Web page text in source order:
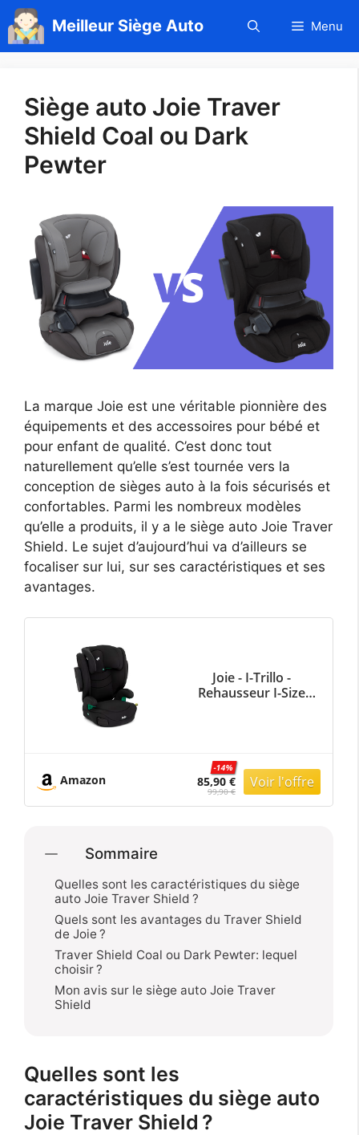
Aller
au
contenu
Meilleur Siège Auto Menu
Siège auto Joie Traver
Shield Coal ou Dark
Pewter
La marque Joie est une véritable pionnière des
équipements et des accessoires pour bébé et
pour enfant de qualité. C’est donc tout
naturellement qu’elle s’est tournée vers la
conception de sièges auto à la fois sécurisés et
confortables. Parmi les nombreux modèles
qu’elle a produits, il y a le siège auto Joie Traver
Shield. Le sujet d’aujourd’hui va d’ailleurs se
focaliser sur lui, sur ses caractéristiques et ses
avantages.
Joie - I-Trillo -
Rehausseur I-Size
Compact - Housse
Lavable - Porte-
Gobelets - Dès 3.5 à 12
Amazon 85,90 €
-14%
99,90 €
Sommaire
Quelles sont les caractéristiques du siège
auto Joie Traver Shield ?
Quels sont les avantages du Traver Shield
de Joie ?
Traver Shield Coal ou Dark Pewter: lequel
choisir ?
Mon avis sur le siège auto Joie Traver
Shield
Quelles sont les
caractéristiques du siège auto
Joie Traver Shield ?